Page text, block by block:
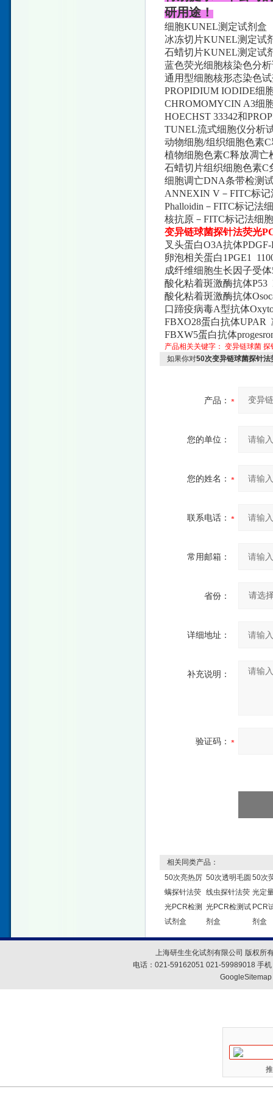
研用途！
细胞KUNEL测定试剂
冰冻切片KUNEL测定
石蜡切片KUNEL测定
蓝色荧光细胞核染色分
通用型细胞核形态染色
PROPIDIUM IODIDE
CHROMOMYCIN A3细
HOECHST 33342和
TUNEL流式细胞仪分
动物细胞/组织细胞色素
植物细胞色素C释放凋
石蜡切片组织细胞色素
细胞调亡DNA条带检测
ANNEXIN V－FITC标
Phalloidin－FITC标记
核抗原－FITC标记法细
变异链球菌探针法荧光
叉头蛋白O3A抗体
卵泡相关蛋白1PGE1
成纤维细胞生长因子受
酸化粘着斑激酶抗体P53
酸化粘着斑激酶抗体
口蹄疫病毒A型抗体
FBXO28蛋白抗体UPAR
FBXW5蛋白抗体
产品相关关键字： 变异链球菌 探
如果你对50次变异链球菌探针
产品：
您的单位：
您的姓名：
联系电话：
常用邮箱：
省份：
详细地址：
补充说明：
验证码：
相关同类产品：
50次亮热厉
螨探针法荧
光PCR检测
试剂盒
50次透明毛圆
线虫探针法荧
光PCR检测试
剂盒
50次
光定
PCR
剂盒
上海研生生化试剂有限公司 版权所
电话：021-59162051 021-59989018 手
GoogleSitemap